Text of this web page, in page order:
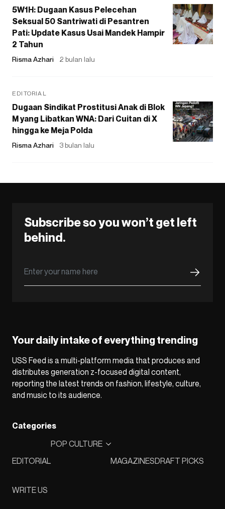
5W1H: Dugaan Kasus Pelecehan
Seksual 50 Santriwati di Pesantren
Pati: Update Kasus Usai Mandek Hampir
2 Tahun
Risma Azhari 2 bulan lalu
EDITORIAL
Dugaan Sindikat Prostitusi Anak di Blok
M yang Libatkan WNA: Dari Cuitan di X
hingga ke Meja Polda
Risma Azhari 3 bulan lalu
Subscribe so you won’t get left
behind.
Your daily intake of everything trending
USS Feed is a multi-platform media that produces and
distributes generation z-focused digital content,
reporting the latest trends on fashion, lifestyle, culture,
and music to its audience.
Categories
EDITORIAL
POP CULTURE
MAGAZINESDRAFT PICKS
WRITE US